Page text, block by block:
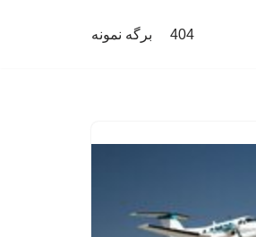
404 برگه نمونه